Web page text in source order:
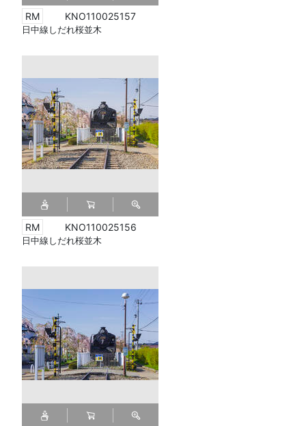
KNO110025157
日中線しだれ桜並木
KNO110025156
日中線しだれ桜並木